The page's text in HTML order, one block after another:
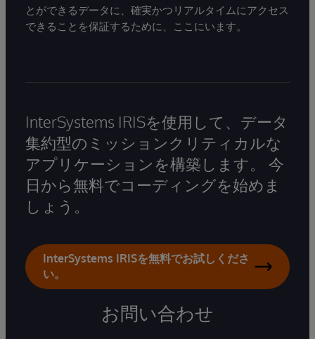
とができるデータに、確実かつリアルタイムにアクセス
できることを保証するために、ここにいます。
InterSystems IRISを使用して、データ
集約型のミッションクリティカルな
アプリケーションを構築します。 今
日から無料でコーディングを始めま
しょう。
InterSystems IRISを無料でお試しくださ
い。
お問い合わせ